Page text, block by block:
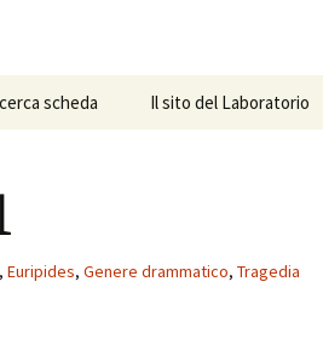
scheda Il sito del Laboratorio
, Euripides, Genere drammatico, Tragedia